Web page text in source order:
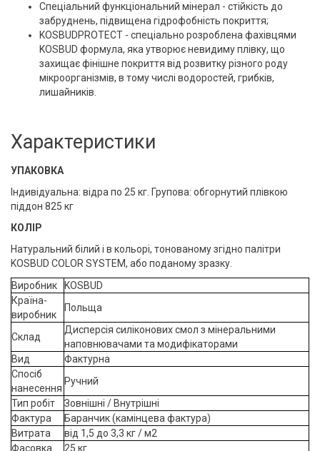
Спеціальний функціональний мінерал - стійкість до
забруднень, підвищена гідрофобність покриття;
KOSBUDPROTECT - спеціально розроблена фахівцями
KOSBUD формула, яка утворює невидиму плівку, що
захищає фінішне покриття від розвитку різного роду
мікроорганізмів, в тому числі водоростей, грибків,
лишайників.
Характеристики
УПАКОВКА
Індивідуальна: відра по 25 кг. Групова: обгорнутий плівкою
піддон 825 кг
КОЛІР
Натуральний білий і в кольорі, тонованому згідно палітри
KOSBUD COLOR SYSTEM, або поданому зразку.
Виробник
KOSBUD
Країна-
виробник
Польща
Склад
Дисперсія силіконових смол з мінеральними
наповнювачами та модифікаторами
Вид
Фактурна
Спосіб
нанесення
Ручний
Тип робіт
Зовнішні / Внутрішні
Фактура
Баранчик (камінцева фактура)
Витрата
від 1,5 до 3,3 кг / м2
Фасовка
25 кг